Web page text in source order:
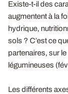
Existe-t-il des
augmentent à la
hydrique,
sols ? C’est ce
partenaires, sur
légumineuses
Les différents